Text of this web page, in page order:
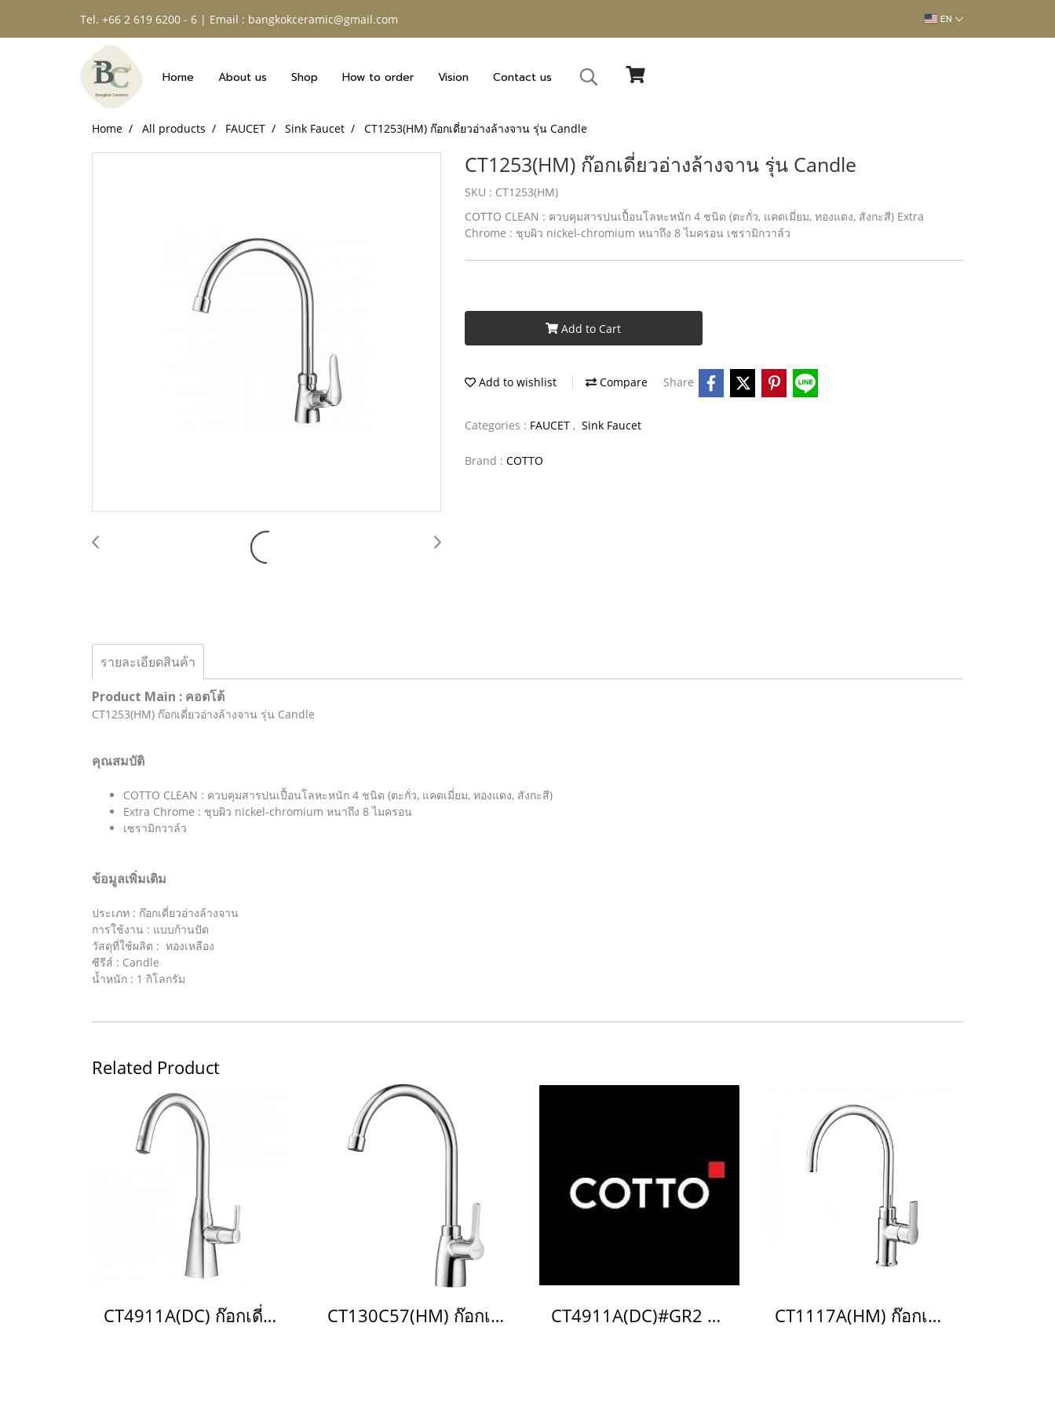
Tel. +66 2 619 6200 - 6 | Email : bangkokceramic@gmail.com EN
Home About us Shop How to order Vision Contact us
Home All products FAUCET Sink Faucet CT1253(HM) ก๊อกเดี่ยวอ่างล้างจาน รุ่น Candle
CT1253(HM) ก๊อกเดี่ยวอ่างล้างจาน รุ่น Candle
SKU : CT1253(HM)
COTTO CLEAN : ควบคุมสารปนเปื้อนโลหะหนัก 4 ชนิด (ตะกั่ว, แคดเมี่ยม, ทองแดง, สังกะสี) Extra
Chrome : ชุบผิว nickel-chromium หนาถึง 8 ไมครอน เซรามิกวาล์ว
Add to Cart
Add to wishlist Compare Share
Categories : FAUCET , Sink Faucet
Brand : COTTO
รายละเอียดสินค้า
Product Main : คอตโต้
CT1253(HM) ก๊อกเดี่ยวอ่างล้างจาน รุ่น Candle
คุณสมบัติ
COTTO CLEAN : ควบคุมสารปนเปื้อนโลหะหนัก 4 ชนิด (ตะกั่ว, แคดเมี่ยม, ทองแดง, สังกะสี)
Extra Chrome : ชุบผิว nickel-chromium หนาถึง 8 ไมครอน
เซรามิกวาล์ว
ข้อมูลเพิ่มเติม
ประเภท : ก๊อกเดี่ยวอ่างล้างจาน
การใช้งาน : แบบก้านปัด
วัสดุที่ใช้ผลิต : ทองเหลือง
ซีรีส์ : Candle
น้ำหนัก : 1 กิโลกรัม
Related Product
CT4911A(DC) ก๊อกเดี่ยวอ่างซิงค์ระบบสัมผัส (ใช้แบตเตอรี่) รุ่น Touch Faucet CT130C57(HM) ก๊อกเดี่ยวอ่างล้างจาน รุ่น NEW WINDY CT4911A(DC)#GR2 ก๊อกอ่างซิงค์ระบบสัมผัส(ใช้แบตเตอรี่) สีทอง รุ่น Touch Faucet CT1117A(HM) ก๊อกเดี่ยวอ่างซิงค์ รุ่น Alto